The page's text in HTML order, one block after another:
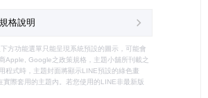
格說明
方功能選單只能呈現系統預設的圖示，可能會
Apple, Google之政策規格，主題小舖所刊載之
程式時，主題封面將顯示LINE預設的綠色畫
際套用的主題內。若您使用的LINE非最新版